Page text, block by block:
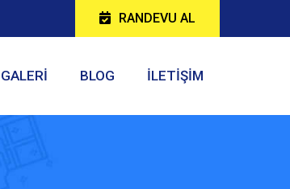
RANDEVU AL
GALERİ BLOG İLETİŞİM